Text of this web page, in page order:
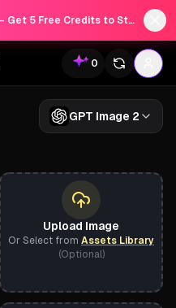
AI Memory Tools Live Now —— Get 5 Free Credits to Start!
0
GPT Image 2
Upload Image
Or Select from Assets Library
(Optional)